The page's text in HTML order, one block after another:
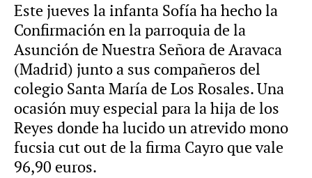
Este jueves la infanta Sofía ha hecho la
Confirmación en la parroquia de la
Asunción de Nuestra Señora de Aravaca
(Madrid) junto a sus compañeros del
colegio Santa María de Los Rosales. Una
ocasión muy especial para la hija de los
Reyes donde ha lucido un atrevido mono
fucsia cut out de la firma Cayro que vale
96,90 euros.